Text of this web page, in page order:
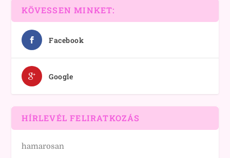
KÖVESSEN MINKET:
Facebook
Google
HÍRLEVÉL FELIRATKOZÁS
hamarosan